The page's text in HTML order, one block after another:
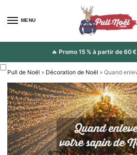
MENU
🔥 Promo 15 % à partir de 60 €
Pull de Noël » Décoration de Noël » Quand